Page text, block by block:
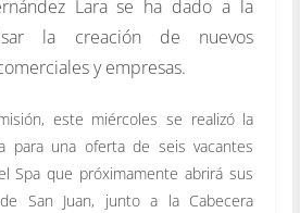
Lara se ha dado a la
la creación de nuevos
y empresas.
este miércoles se realizó la
para una oferta de seis vacantes
Spa que próximamente abrirá sus
San Juan, junto a la Cabecera